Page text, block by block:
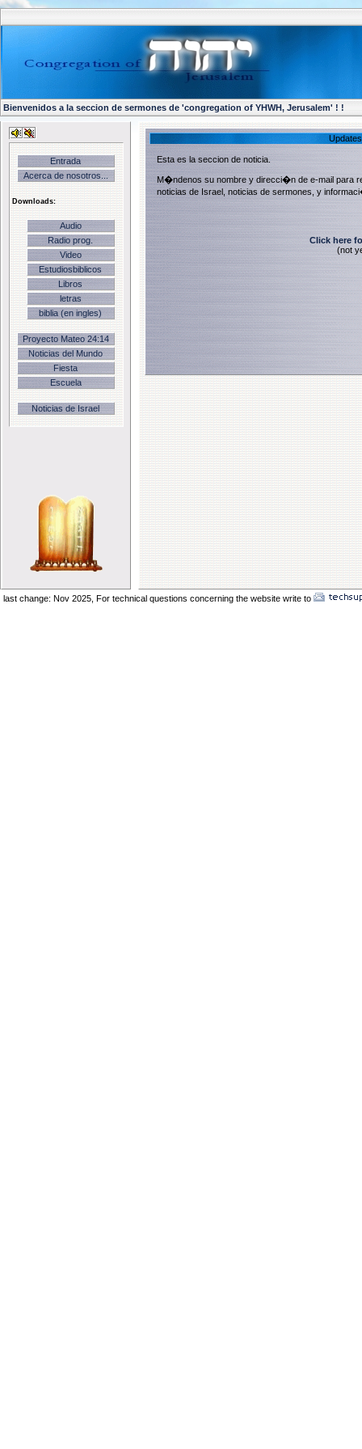
Bienvenidos a la seccion de sermones de 'congregation of YHWH, Jerusalem' ! !
Entrada
Acerca de nosotros...
Downloads:
Audio
Radio prog.
Video
Estudiosbiblicos
Libros
letras
biblia (en ingles)
Proyecto Mateo 24:14
Noticias del Mundo
Fiesta
Escuela
Noticias de Israel
Esta es la seccion de noticia.
M�ndenos su nombre y direcci�n de e-mail para
noticias de Israel, noticias de sermones, y
Click here
(not
last change: Nov 2025, For technical questions concerning the website write to